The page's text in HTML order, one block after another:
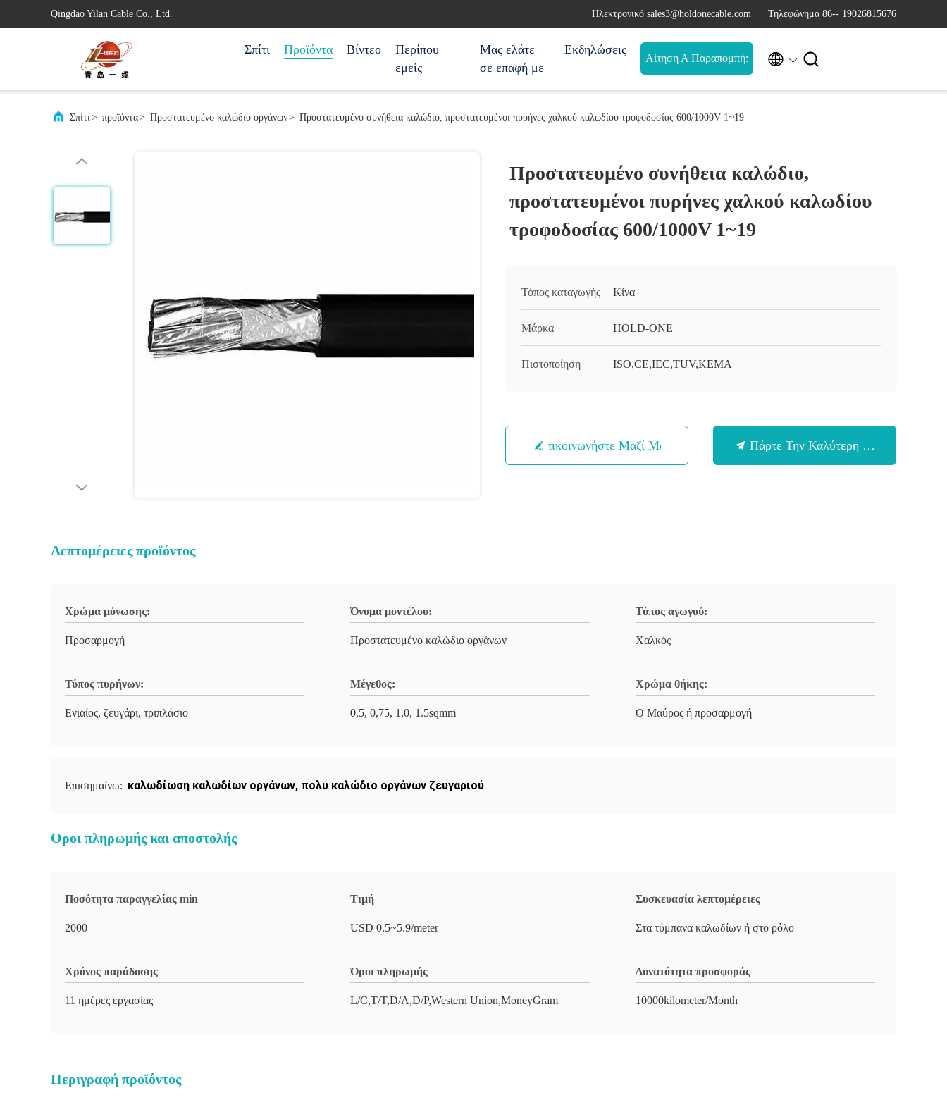
Qingdao Yilan Cable Co., Ltd. Ηλεκτρονικό sales3@holdonecable.com Τηλεφώνημα 86-- 19026815676
Σπίτι Προϊόντα Βίντεο
Περίπου
εμείς
Μας ελάτε
σε επαφή με
Εκδηλώσεις
Αίτηση Α Παραπομπή:  
Σπίτι> προϊόντα> Προστατευμένο καλώδιο οργάνων> Προστατευμένο συνήθεια καλώδιο, προστατευμένοι πυρήνες χαλκού καλωδίου τροφοδοσίας 600/1000V 1~19
Προστατευμένο συνήθεια καλώδιο,
προστατευμένοι πυρήνες χαλκού καλωδίου
τροφοδοσίας 600/1000V 1~19
Τόπος καταγωγής Κίνα
Μάρκα HOLD-ONE
Πιστοποίηση ISO,CE,IEC,TUV,KEMA
Επικοινωνήστε Μαζί Μας Πάρτε Την Καλύτερη Τιμή
Λεπτομέρειες προϊόντος
Χρώμα μόνωσης:
Προσαρμογή
Όνομα μοντέλου:
Προστατευμένο καλώδιο οργάνων
Τύπος αγωγού:
Χαλκός
Τύπος πυρήνων:
Ενιαίος, ζευγάρι, τριπλάσιο
Μέγεθος:
0,5, 0,75, 1,0, 1.5sqmm
Χρώμα θήκης:
Ο Μαύρος ή προσαρμογή
Επισημαίνω: καλωδίωση καλωδίων οργάνων, πολυ καλώδιο οργάνων ζευγαριού
Όροι πληρωμής και αποστολής
Ποσότητα παραγγελίας min
2000
Τιμή
USD 0.5~5.9/meter
Συσκευασία λεπτομέρειες
Στα τύμπανα καλωδίων ή στο ρόλο
Χρόνος παράδοσης
11 ημέρες εργασίας
Όροι πληρωμής
L/C,T/T,D/A,D/P,Western Union,MoneyGram
Δυνατότητα προσφοράς
10000kilometer/Month
Περιγραφή προϊόντος